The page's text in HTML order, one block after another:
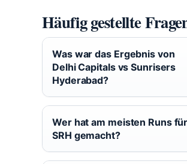
Häufig gestellte
Was war das Ergebnis von
Delhi Capitals vs Sunrisers
Hyderabad?
Wer hat am meisten Runs für
SRH gemacht?